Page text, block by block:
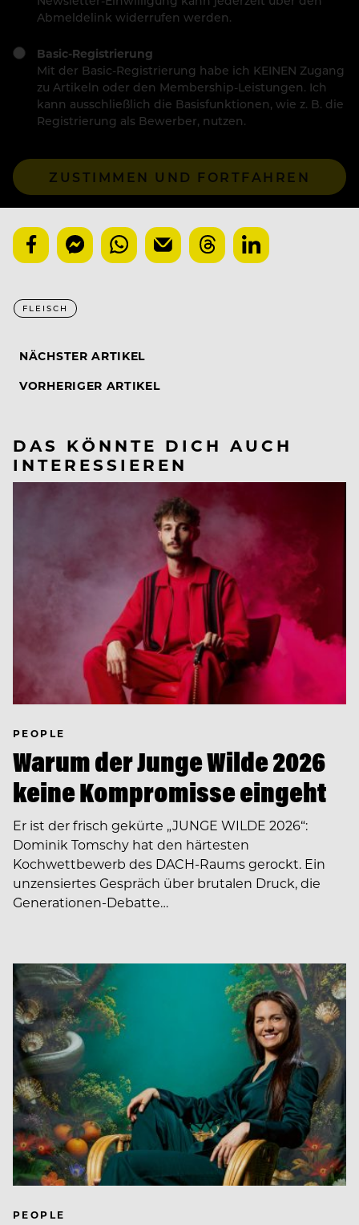
Abmeldelink widerrufen werden.
Basic-Registrierung
Mit der Basic-Registrierung habe ich KEINEN Zugang
zu Artikeln oder den Membership-Leistungen. Ich
kann ausschließlich die Basisfunktionen, wie z. B. die
Registrierung als Bewerber, nutzen.
ZUSTIMMEN UND FORTFAHREN
FLEISCH
NÄCHSTER ARTIKEL
VORHERIGER ARTIKEL
DAS KÖNNTE DICH AUCH
INTERESSIEREN
PEOPLE
Warum der Junge Wilde 2026
keine Kompromisse eingeht
Er ist der frisch gekürte „JUNGE WILDE 2026“:
Dominik Tomschy hat den härtesten
Kochwettbewerb des DACH-Raums gerockt. Ein
unzensiertes Gespräch über brutalen Druck, die
Generationen-Debatte…
PEOPLE